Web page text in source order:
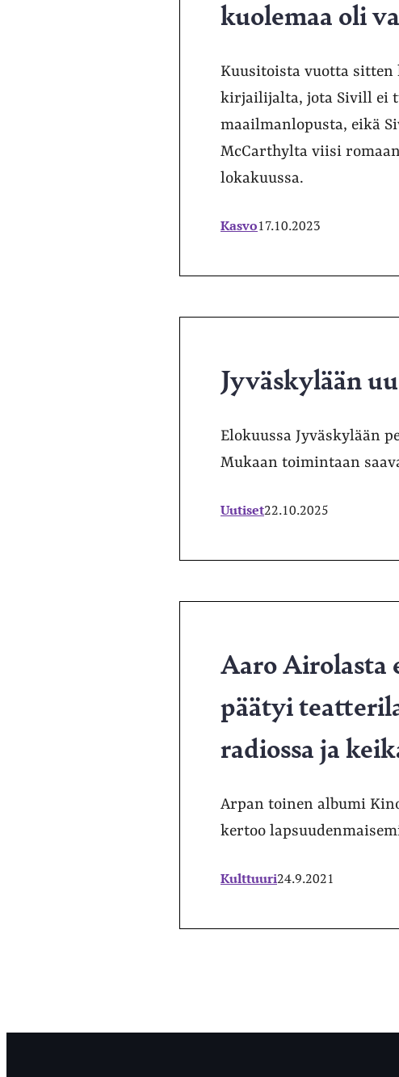
kuolemaa oli
Kuusitoista vuotta sitten
kirjailijalta, jota Sivill ei
maailmanlopusta, eikä
McCarthylta viisi
lokakuussa.
Kasvo17.10.2023
Jyväskylään
Elokuussa Jyväskylään
Mukaan toimintaan
Uutiset22.10.2025
Aaro Airolasta
päätyi
radiossa ja
Arpan toinen albumi
kertoo
Kulttuuri24.9.2021